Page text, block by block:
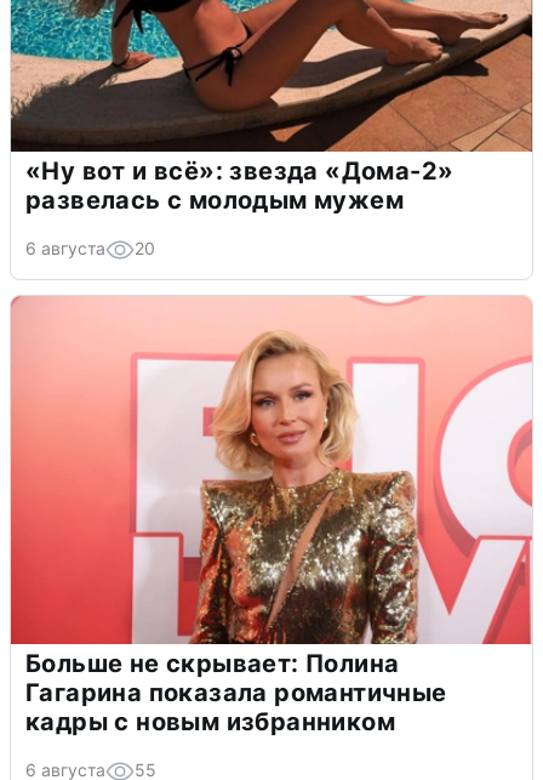
«Ну вот и всё»: звезда «Дома-2»
развелась с молодым мужем
6 августа 20
Больше не скрывает: Полина
Гагарина показала романтичные
кадры с новым избранником
6 августа 55